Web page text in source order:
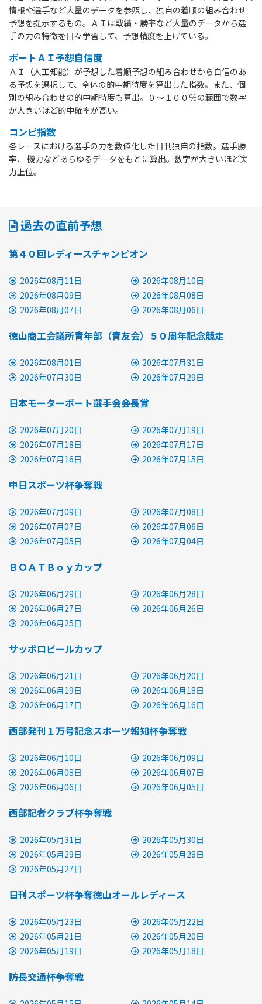
情報や選手など大量のデータを参照し、独自の着順の組み合わせ
予想を提示するもの。ＡＩは戦績・勝率など大量のデータから選
手の力の特徴を日々学習して、予想精度を上げている。
ボートＡＩ予想自信度
ＡＩ（人工知能）が予想した着順予想の組み合わせから自信のあ
る予想を選択して、全体の的中期待度を算出した指数。また、個
別の組み合わせの的中期待度も算出。０～１００％の範囲で数字
が大きいほど的中確率が高い。
コンピ指数
各レースにおける選手の力を数値化した日刊独自の指数。選手勝
率、 機力などあらゆるデータをもとに算出。数字が大きいほど実
力上位。
過去の直前予想
第４０回レディースチャンピオン
2026年08月11日
2026年08月10日
2026年08月09日
2026年08月08日
2026年08月07日
2026年08月06日
徳山商工会議所青年部（青友会）５０周年記念競走
2026年08月01日
2026年07月31日
2026年07月30日
2026年07月29日
日本モーターボート選手会会長賞
2026年07月20日
2026年07月19日
2026年07月18日
2026年07月17日
2026年07月16日
2026年07月15日
中日スポーツ杯争奪戦
2026年07月09日
2026年07月08日
2026年07月07日
2026年07月06日
2026年07月05日
2026年07月04日
ＢＯＡＴＢｏｙカップ
2026年06月29日
2026年06月28日
2026年06月27日
2026年06月26日
2026年06月25日
サッポロビールカップ
2026年06月21日
2026年06月20日
2026年06月19日
2026年06月18日
2026年06月17日
2026年06月16日
西部発刊１万号記念スポーツ報知杯争奪戦
2026年06月10日
2026年06月09日
2026年06月08日
2026年06月07日
2026年06月06日
2026年06月05日
西部記者クラブ杯争奪戦
2026年05月31日
2026年05月30日
2026年05月29日
2026年05月28日
2026年05月27日
日刊スポーツ杯争奪徳山オールレディース
2026年05月23日
2026年05月22日
2026年05月21日
2026年05月20日
2026年05月19日
2026年05月18日
防長交通杯争奪戦